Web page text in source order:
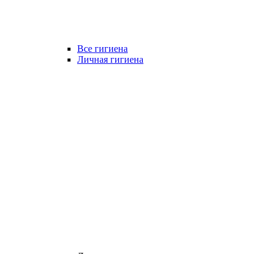
Все гигиена
Личная гигиена